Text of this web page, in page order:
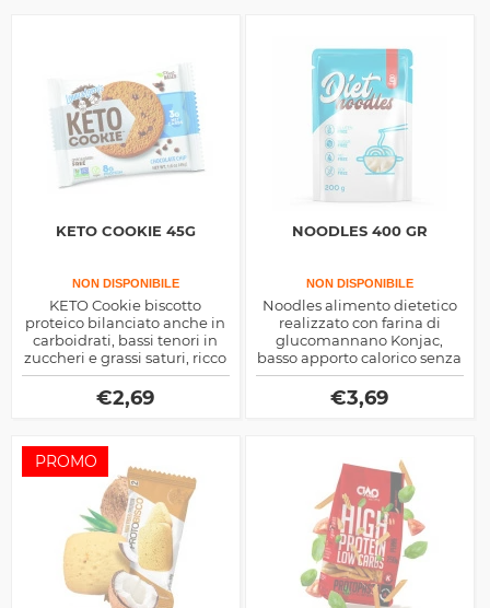
KETO COOKIE 45G
NON DISPONIBILE
KETO Cookie biscotto
proteico bilanciato anche in
carboidrati, bassi tenori in
zuccheri e grassi saturi, ricco
di fibra e realizzato con
farina di lupino e mandorla
con proteine del pisello,
€2,69
NOODLES 400 GR
NON DISPONIBILE
Noodles alimento dietetico
realizzato con farina di
glucomannano Konjac,
basso apporto calorico senza
grassi ne zuccheri se non in
misura trascurabile, ottimo
come sostitutivo pasti
€3,69
PROMO